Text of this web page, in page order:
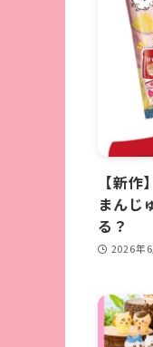
【新
まんじ
る？
2026年